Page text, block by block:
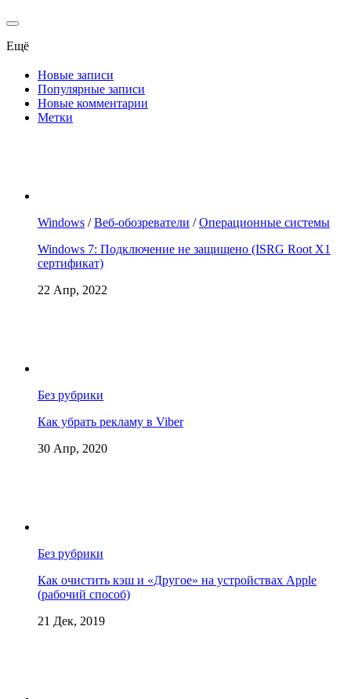
Ещё
Новые записи
Популярные записи
Новые комментарии
Метки
Windows /Веб-обозреватели /Операционные системы
Windows 7: Подключение не защищено (ISRG Root X1
сертификат)
22 Апр, 2022
Без рубрики
Как убрать рекламу в Viber
30 Апр, 2020
Без рубрики
Как очистить кэш и «Другое» на устройствах Apple
(рабочий способ)
21 Дек, 2019